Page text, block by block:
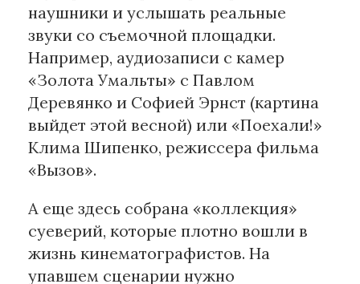
наушники и услышать реальные
звуки со съемочной площадки.
Например, аудиозаписи с камер
«Золота Умальты» с Павлом
Деревянко и Софией Эрнст (картина
выйдет этой весной) или «Поехали!»
Клима Шипенко, режиссера фильма
«Вызов».
А еще здесь собрана «коллекция»
суеверий, которые плотно вошли в
жизнь кинематографистов. На
упавшем сценарии нужно